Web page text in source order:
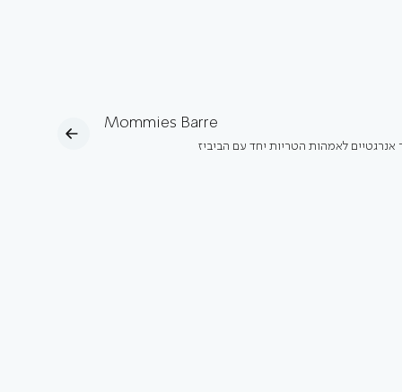
Mommies Barre
אנרגטיים לאמהות הטריות יחד עם הביביז